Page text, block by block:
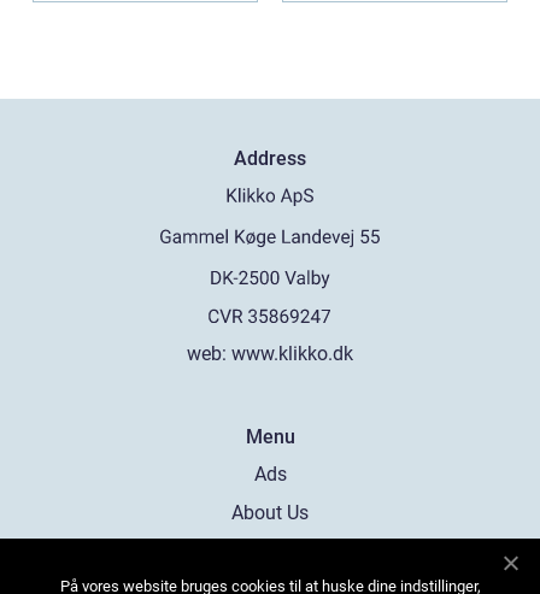
Address
web: www.klikko.dk
Menu
Ads
About Us
På vores website bruges cookies til at huske dine indstillinger,